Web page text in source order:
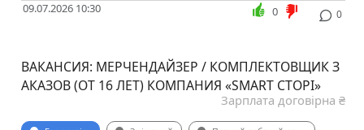
09.07.2026 10:30 0
0
ВАКАНСИЯ: МЕРЧЕНДАЙЗЕР / КОМПЛЕКТОВЩИК З
АКАЗОВ (ОТ 16 ЛЕТ) КОМПАНИЯ «SMART СТОРІ»
Зарплата договірна ₴